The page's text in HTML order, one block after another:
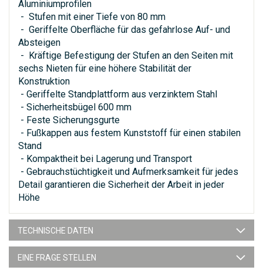
Aluminiumprofilen
- Stufen mit einer Tiefe von 80 mm
- Geriffelte Oberfläche für das gefahrlose Auf- und
Absteigen
- Kräftige Befestigung der Stufen an den Seiten mit
sechs Nieten für eine höhere Stabilität der
Konstruktion
- Geriffelte Standplattform aus verzinktem Stahl
- Sicherheitsbügel 600 mm
- Feste Sicherungsgurte
- Fußkappen aus festem Kunststoff für einen stabilen
Stand
- Kompaktheit bei Lagerung und Transport
- Gebrauchstüchtigkeit und Aufmerksamkeit für jedes
Detail garantieren die Sicherheit der Arbeit in jeder
Höhe
TECHNISCHE DATEN
EINE FRAGE STELLEN